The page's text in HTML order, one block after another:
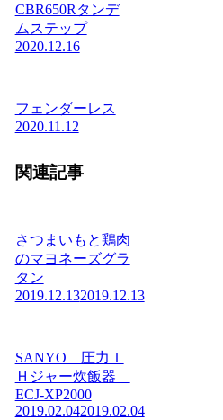
CBR650Rタンデ
ムステップ
2020.12.16
フェンダーレス
2020.11.12
関連記事
さつまいもと鶏肉
のマヨネーズグラ
タン
2019.12.132019.12.13
SANYO 圧力Ｉ
Ｈジャー炊飯器
ECJ-XP2000
2019.02.042019.02.04